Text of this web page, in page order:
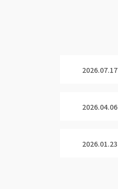
2026.07.17
2026.04.06
2026.01.23